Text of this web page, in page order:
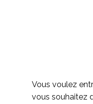
Vous voulez
vous souhaitez